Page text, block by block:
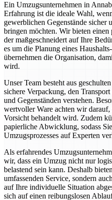
Ein Umzugsunternehmen in
Erfahrung ist die ideale Wahl,
gewerblichen Gegenstände sicher
bringen möchten. Wir bieten
der maßgeschneidert auf Ihre
es um die Planung eines
übernehmen die Organisation,
wird.
Unser Team besteht aus
sichere Verpackung, den
und Gegenständen verstehen.
wertvoller Ware achten wir darauf,
Vorsicht behandelt wird. Zudem
papierliche Abwicklung, sodass
Umzugsprozesses auf Experten
Als erfahrendes
wir, dass ein Umzug nicht nur
belastend sein kann. Deshalb
umfassenden Service, sondern
auf Ihre individuelle Situation
sich auf einen reibungslosen